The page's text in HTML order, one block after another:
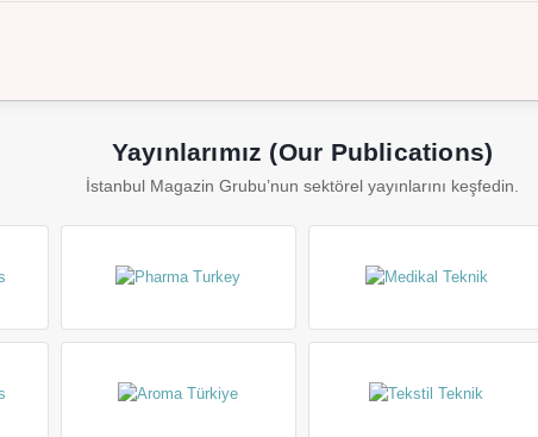
Yayınlarımız (Our Publications)
İstanbul Magazin Grubu’nun sektörel yayınlarını keşfedin.